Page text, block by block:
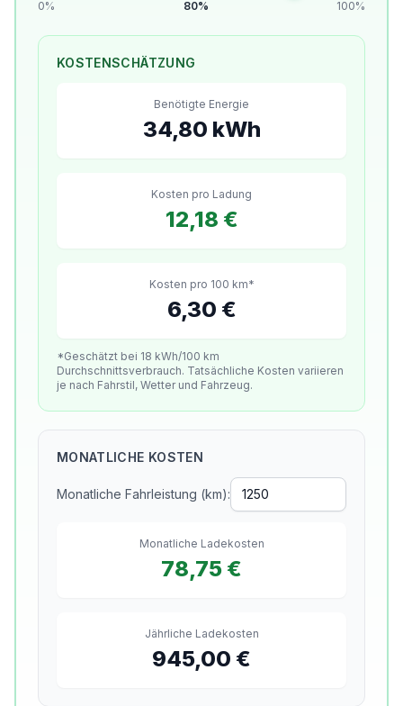
0% 80% 100%
KOSTENSCHÄTZUNG
Benötigte Energie
34,80 kWh
Kosten pro Ladung
12,18 €
Kosten pro 100 km*
6,30 €
*Geschätzt bei 18 kWh/100 km
Durchschnittsverbrauch. Tatsächliche Kosten variieren
je nach Fahrstil, Wetter und Fahrzeug.
MONATLICHE KOSTEN
Monatliche Fahrleistung (km):
Monatliche Ladekosten
78,75 €
Jährliche Ladekosten
945,00 €